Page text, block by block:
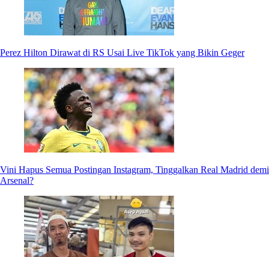
Perez Hilton Dirawat di RS Usai Live TikTok yang Bikin Geger
Vini Hapus Semua Postingan Instagram, Tinggalkan Real Madrid demi
Arsenal?